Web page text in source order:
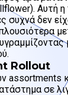
Αυτή η
συχνά δεν
Rollout
assortments
σε